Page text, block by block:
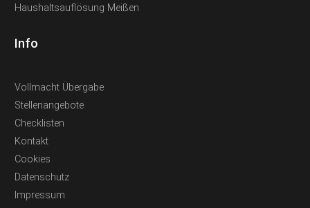
Haushaltsauflösung Meißen
Info
Vollmacht Übergabe
Stellenangebote
Checklisten
Kontakt
Cookies
Datenschutz
Impressum